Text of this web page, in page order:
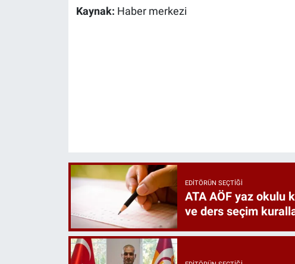
Kaynak: Haber merkezi
EDITÖRÜN SEÇTIĞI
ATA AÖF yaz okulu
ve ders seçim